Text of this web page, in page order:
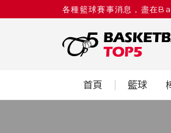
各種籃球賽事消息，盡在
首頁 籃球